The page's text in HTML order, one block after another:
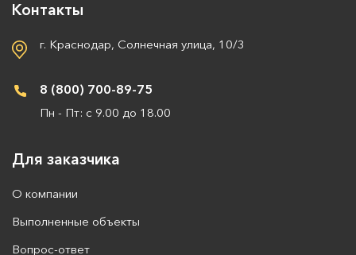
Для заказчика
О компании
Выполненные объекты
Вопрос-ответ
Контакты
г. Краснодар, Солнечная улица, 10/3
8 (800) 700-89-75
Пн - Пт: с 9.00 до 18.00